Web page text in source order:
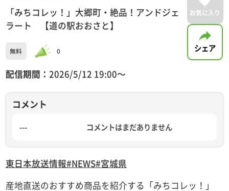
「みちコレッ！」大郷町・絶品！アンドジェ
ラート 【道の駅おおさと】
無料 0
配信期間： 2026/5/12 19:00〜
お気に入り
シェア
コメント
--- コメントはまだありません
東日本放送情報#NEWS#宮城県
産地直送のおすすめ商品を紹介する「みちコレッ！」